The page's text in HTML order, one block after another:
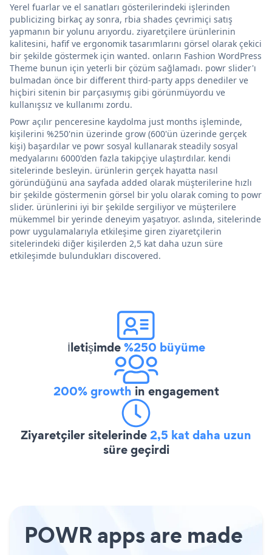
Yerel fuarlar ve el sanatları gösterilerindeki işlerinden
publicizing birkaç ay sonra, rbia shades çevrimiçi satış
yapmanın bir yolunu arıyordu. ziyaretçilere ürünlerinin
kalitesini, hafif ve ergonomik tasarımlarını görsel olarak çekici
bir şekilde göstermek için wanted. onların Fashion WordPress
Theme bunun için yeterli bir çözüm sağlamadı. powr slider'ı
bulmadan önce bir different third-party apps denediler ve
hiçbiri sitenin bir parçasıymış gibi görünmüyordu ve
kullanışsız ve kullanımı zordu.
Powr açılır penceresine kaydolma just months işleminde,
kişilerini %250'nin üzerinde grow (600'ün üzerinde gerçek
kişi) başardılar ve powr sosyal kullanarak steadily sosyal
medyalarını 6000'den fazla takipçiye ulaştırdılar. kendi
sitelerinde besleyin. ürünlerin gerçek hayatta nasıl
göründüğünü ana sayfada added olarak müşterilerine hızlı
bir şekilde göstermenin görsel bir yolu olarak coming to powr
slider. ürünlerini iyi bir şekilde sergiliyor ve müşterilere
mükemmel bir yerinde deneyim yaşatıyor. aslında, sitelerinde
powr uygulamalarıyla etkileşime giren ziyaretçilerin
sitelerindeki diğer kişilerden 2,5 kat daha uzun süre
etkileşimde bulundukları discovered.
İletişimde%250 büyüme
200% growth in engagement
Ziyaretçiler sitelerinde2,5 kat daha uzun
süre geçirdi
POWR apps are made